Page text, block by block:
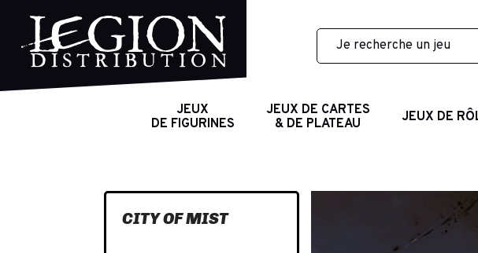
JEUX
DE FIGURINES
JEUX DE CARTES
& DE PLATEAU
JEUX DE
CITY OF MIST